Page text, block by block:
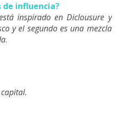
de influencia?
inspirado en Diclousure y
y el segundo es una mezcla
.